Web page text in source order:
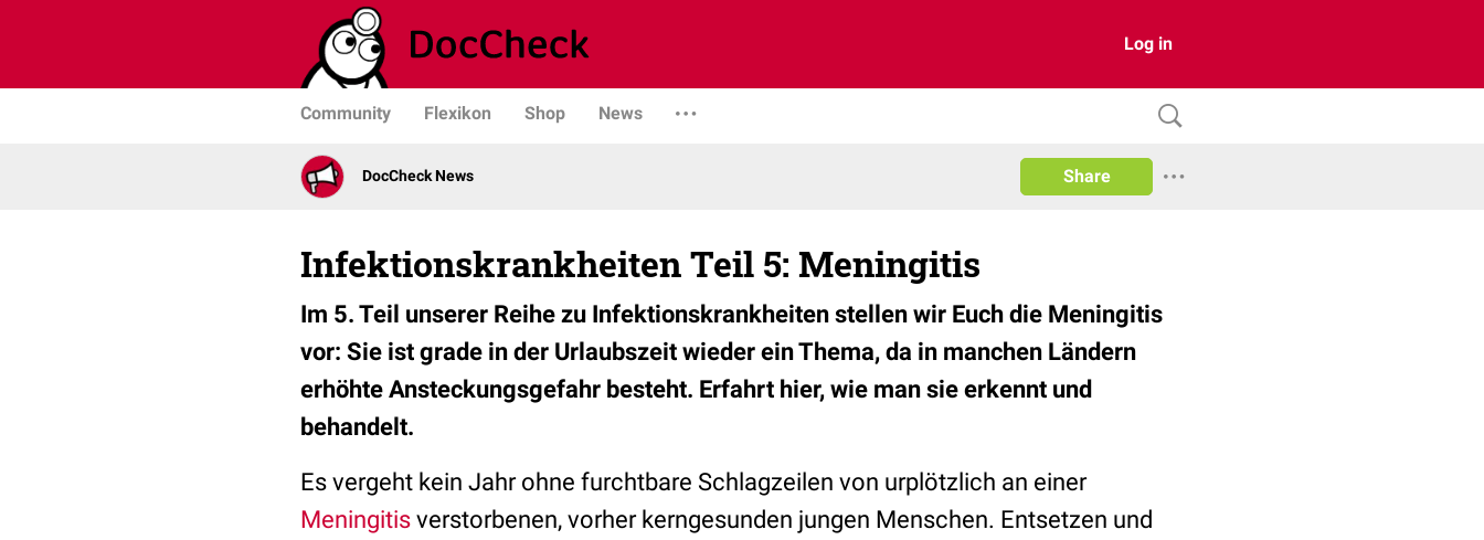
Log in
Community Flexikon Shop News
DocCheck News Share
Infektionskrankheiten Teil 5: Meningitis
Im 5. Teil unserer Reihe zu Infektionskrankheiten stellen wir Euch die Meningitis
vor: Sie ist grade in der Urlaubszeit wieder ein Thema, da in manchen Ländern
erhöhte Ansteckungsgefahr besteht. Erfahrt hier, wie man sie erkennt und
behandelt.
Es vergeht kein Jahr ohne furchtbare Schlagzeilen von urplötzlich an einer
Meningitis verstorbenen, vorher kerngesunden jungen Menschen. Entsetzen und